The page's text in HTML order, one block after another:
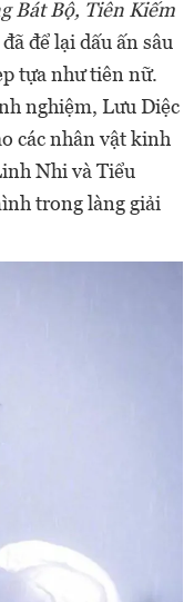
Bát Bộ, Tiên Kiếm
đã để lại dấu ấn sâu
tựa như tiên nữ.
nghiệm, Lưu Diệc
các nhân vật kinh
Nhi và Tiểu
trong làng giải